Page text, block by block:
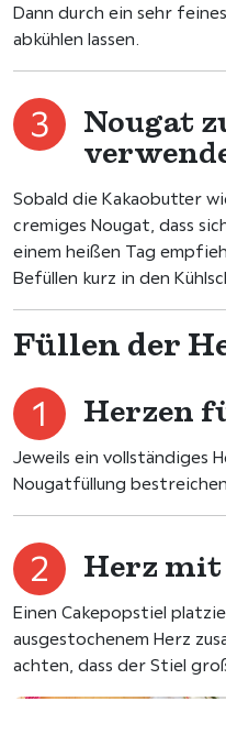
Dann durch ein sehr
abkühlen lassen.
Nougat
Sobald die Kakaobutter
cremiges Nougat, dass
einem heißen Tag
Befüllen kurz in den
Füllen der
Herzen
Jeweils ein vollständiges
Nougatfüllung bestreichen.
Herz mit
Einen Cakepopstiel
ausgestochenem Herz
achten, dass der Stiel